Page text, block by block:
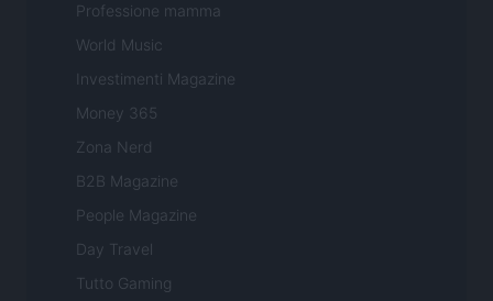
Professione mamma
World Music
Investimenti Magazine
Money 365
Zona Nerd
B2B Magazine
People Magazine
Day Travel
Tutto Gaming